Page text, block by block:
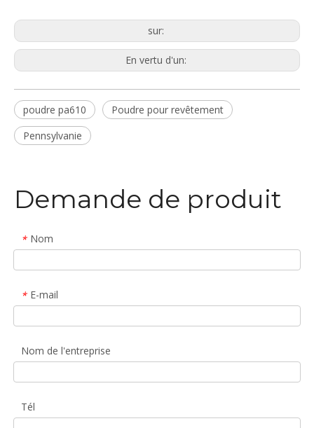
sur:
En vertu d'un:
poudre pa610
Poudre pour revêtement
Pennsylvanie
Demande de produit
* Nom
* E-mail
Nom de l'entreprise
Tél